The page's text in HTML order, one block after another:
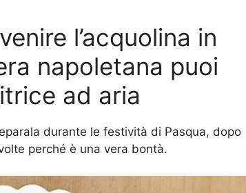
l’acquolina in
napoletana puoi
ad aria
durante le festività di Pasqua, dopo
perché è una vera bontà.